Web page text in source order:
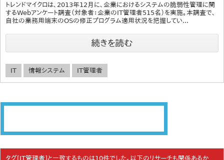
トレンドマイクロは、2013年12月に、企業におけるシステムの脆弱性管理に関
するWebアンケート調査（対象者：企業のIT管理者515名）を実施。本調査で、
自社の業務用端末のOSの修正プログラム適用状況を把握してい...
続きを読む
IT 情報システム IT管理者
タグ[IT管理者]と一致するものは10件でした。以下のリサーチも関係あるか